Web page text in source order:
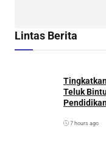
Lintas Berita
Teluk
7 hours ago